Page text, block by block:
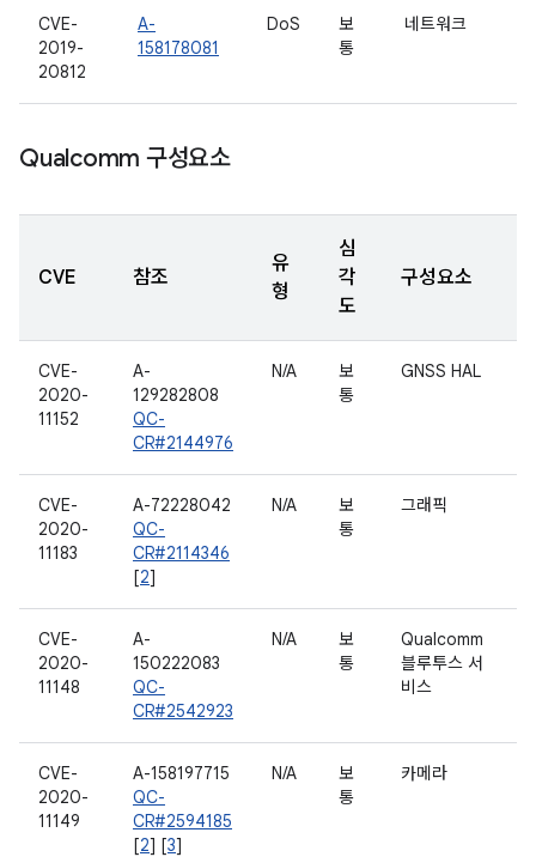
CVE-
2019-
20812
A-
158178081
DoS
보
통
네트워크
Qualcomm 구성요소
CVE 참조
유
형
심
각
도
구성요소
CVE-
2020-
11152
A-
129282808
QC-
CR#2144976
N/A
보
통
GNSS HAL
CVE-
2020-
11183
A-72228042
QC-
CR#2114346
[2]
N/A
보
통
그래픽
CVE-
2020-
11148
A-
150222083
QC-
CR#2542923
N/A
보
통
Qualcomm
블루투스 서
비스
CVE-
2020-
11149
A-158197715
QC-
CR#2594185
[2] [3]
N/A
보
통
카메라